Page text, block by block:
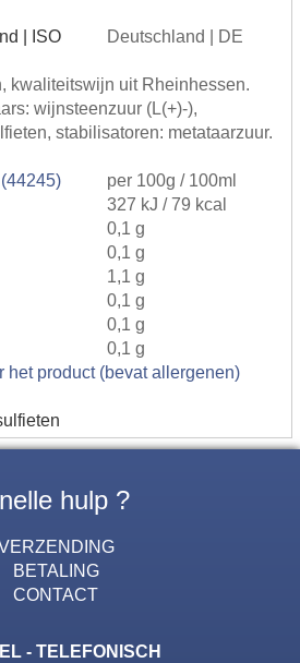
| ISO
Deutschland | DE
kwaliteitswijn uit Rheinhessen.
wijnsteenzuur (L(+)-),
stabilisatoren: metataarzuur.
per 100g / 100ml
327 kJ / 79 kcal
0,1 g
0,1 g
1,1 g
0,1 g
0,1 g
0,1 g
het product (bevat allergenen)
hulp ?
BETALING
CONTACT
- TELEFONISCH